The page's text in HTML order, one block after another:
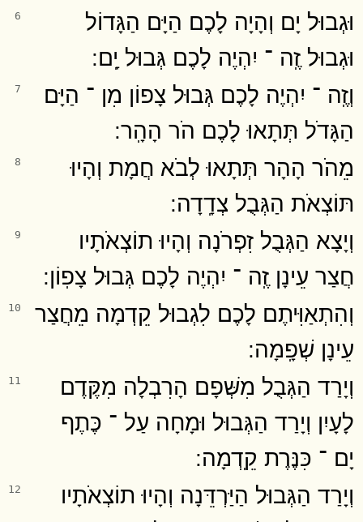
6
וּגְבוּל יָם וְהָיָה לָכֶם הַיָּם הַגָּדוֹל
וּגְבוּל זֶֽה ־ יִהְיֶה לָכֶם גְּבוּל יָֽם ׃
7
וְזֶֽה ־ יִהְיֶה לָכֶם גְּבוּל צָפוֹן מִן ־ הַיָּם
הַגָּדֹל תְּתָאוּ לָכֶם הֹר הָהָֽר ׃
8
מֵהֹר הָהָר תְּתָאוּ לְבֹא חֲמָת וְהָיוּ
תּוֹצְאֹת הַגְּבֻל צְדָֽדָה ׃
9
וְיָצָא הַגְּבֻל זִפְרֹנָה וְהָיוּ תוֹצְאֹתָיו
חֲצַר עֵינָן זֶֽה ־ יִהְיֶה לָכֶם גְּבוּל צָפֽוֹן ׃
10
וְהִתְאַוִּיתֶם לָכֶם לִגְבוּל קֵדְמָה מֵחֲצַר
עֵינָן שְׁפָֽמָה ׃
11
וְיָרַד הַגְּבֻל מִשְּׁפָם הָרִבְלָה מִקֶּדֶם
לָעָיִן וְיָרַד הַגְּבוּל וּמָחָה עַל ־ כֶּתֶף
יָם ־ כִּנֶּרֶת קֵֽדְמָה ׃
12
וְיָרַד הַגְּבוּל הַיַּרְדֵּנָה וְהָיוּ תוֹצְאֹתָיו